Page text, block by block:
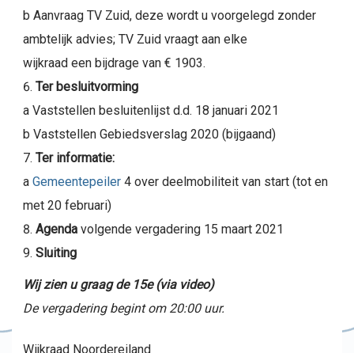
b Aanvraag TV Zuid, deze wordt u voorgelegd zonder
ambtelijk advies; TV Zuid vraagt aan elke
wijkraad een bijdrage van € 1903.
Ter besluitvorming
a Vaststellen besluitenlijst d.d. 18 januari 2021
b Vaststellen Gebiedsverslag 2020 (bijgaand)
Ter informatie:
a Gemeentepeiler 4 over deelmobiliteit van start (tot en
met 20 februari)
Agenda volgende vergadering 15 maart 2021
Sluiting
Wij zien u graag de 15e (via video)
De vergadering begint om 20:00 uur.
Wijkraad Noordereiland